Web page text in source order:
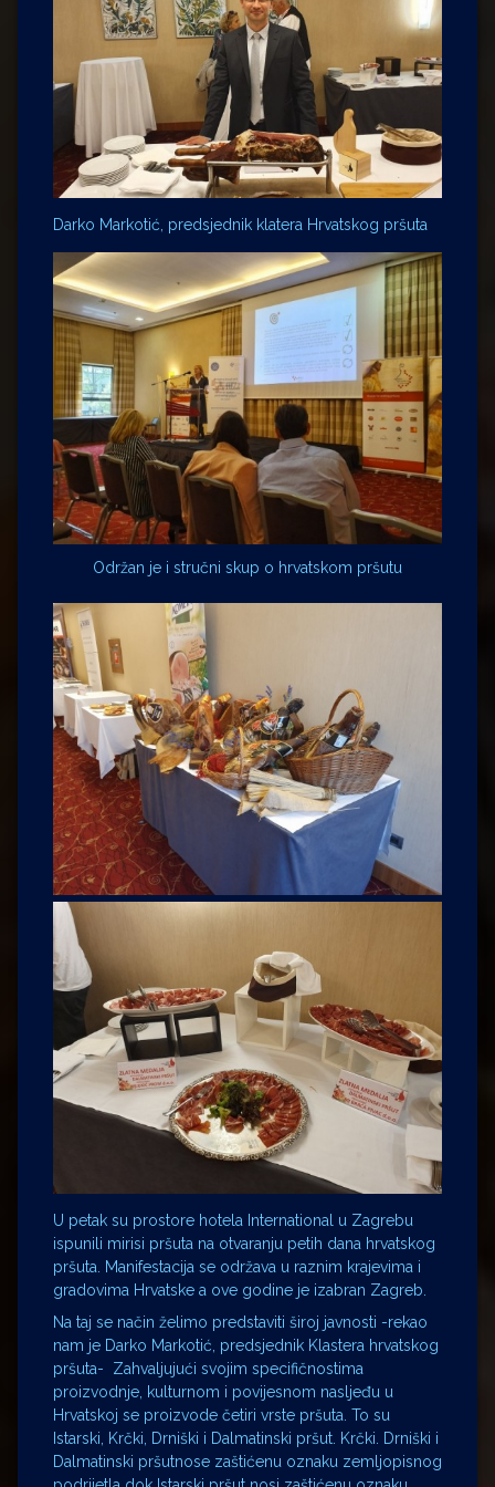
Darko Markotić, predsjednik klatera Hrvatskog pršuta
Održan je i stručni skup o hrvatskom pršutu
U petak su prostore hotela International u Zagrebu
ispunili mirisi pršuta na otvaranju petih dana hrvatskog
pršuta. Manifestacija se održava u raznim krajevima i
gradovima Hrvatske a ove godine je izabran Zagreb.
Na taj se način želimo predstaviti široj javnosti -rekao
nam je Darko Markotić, predsjednik Klastera hrvatskog
pršuta- Zahvaljujući svojim specifičnostima
proizvodnje, kulturnom i povijesnom nasljeđu u
Hrvatskoj se proizvode četiri vrste pršuta. To su
Istarski, Krčki, Drniški i Dalmatinski pršut. Krčki. Drniški i
Dalmatinski pršutnose zaštićenu oznaku zemljopisnog